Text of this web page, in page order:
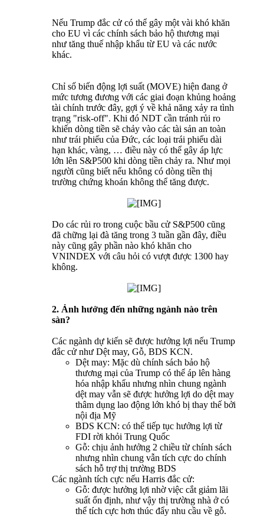
Nếu Trump đắc cử có thể gây một vài khó khăn
cho EU vì các chính sách bảo hộ thương mại
như tăng thuế nhập khẩu từ EU và các nước
khác.
Chỉ số biến động lợi suất (MOVE) hiện đang ở
mức tương đương với các giai đoạn khủng hoảng
tài chính trước đây, gợi ý về khả năng xảy ra tình
trạng "risk-off". Khi đó NDT cần tránh rủi ro
khiến dòng tiền sẽ chảy vào các tài sản an toàn
như trái phiếu của Đức, các loại trái phiếu dài
hạn khác, vàng, … điều này có thể gây áp lực
lớn lên S&P500 khi dòng tiền chảy ra. Như mọi
người cũng biết nếu không có dòng tiền thị
trường chứng khoán không thể tăng được.
Do các rủi ro trong cuộc bầu cử S&P500 cũng
đã chững lại đà tăng trong 3 tuần gần đây, điều
này cũng gây phần nào khó khăn cho
VNINDEX với câu hỏi có vượt được 1300 hay
không.
2. Ảnh hưởng đến những ngành nào trên
sàn?
Các ngành dự kiến sẽ được hưởng lợi nếu Trump
đắc cử như Dệt may, Gỗ, BDS KCN.
Dệt may: Mặc dù chính sách bảo hộ
thương mại của Trump có thể áp lên hàng
hóa nhập khẩu nhưng nhìn chung ngành
dệt may vẫn sẽ được hưởng lợi do dệt may
thâm dụng lao động lớn khó bị thay thế bởi
nội địa Mỹ
BDS KCN: có thể tiếp tục hưởng lợi từ
FDI rời khỏi Trung Quốc
Gỗ: chịu ảnh hưởng 2 chiều từ chính sách
nhưng nhìn chung vẫn tích cực do chính
sách hỗ trợ thị trường BDS
Các ngành tích cực nếu Harris đắc cử:
Gỗ: được hưởng lợi nhờ việc cắt giảm lãi
suất ổn định, như vậy thị trường nhà ở có
thể tích cực hơn thúc đẩy nhu cầu về gỗ.